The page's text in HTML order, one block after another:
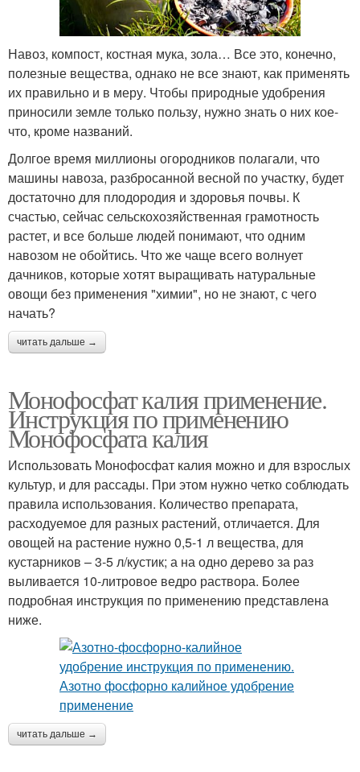
Навоз, компост, костная мука, зола… Все это, конечно,
полезные вещества, однако не все знают, как применять
их правильно и в меру. Чтобы природные удобрения
приносили земле только пользу, нужно знать о них кое-
что, кроме названий.
Долгое время миллионы огородников полагали, что
машины навоза, разбросанной весной по участку, будет
достаточно для плодородия и здоровья почвы. К
счастью, сейчас сельскохозяйственная грамотность
растет, и все больше людей понимают, что одним
навозом не обойтись. Что же чаще всего волнует
дачников, которые хотят выращивать натуральные
овощи без применения "химии", но не знают, с чего
начать?
читать дальше →
Монофосфат калия применение.
Инструкция по применению
Монофосфата калия
Использовать Монофосфат калия можно и для взрослых
культур, и для рассады. При этом нужно четко соблюдать
правила использования. Количество препарата,
расходуемое для разных растений, отличается. Для
овощей на растение нужно 0,5-1 л вещества, для
кустарников – 3-5 л/кустик; а на одно дерево за раз
выливается 10-литровое ведро раствора. Более
подробная инструкция по применению представлена
ниже.
читать дальше →